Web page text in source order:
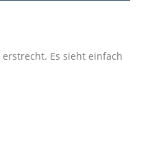
Es sieht einfach